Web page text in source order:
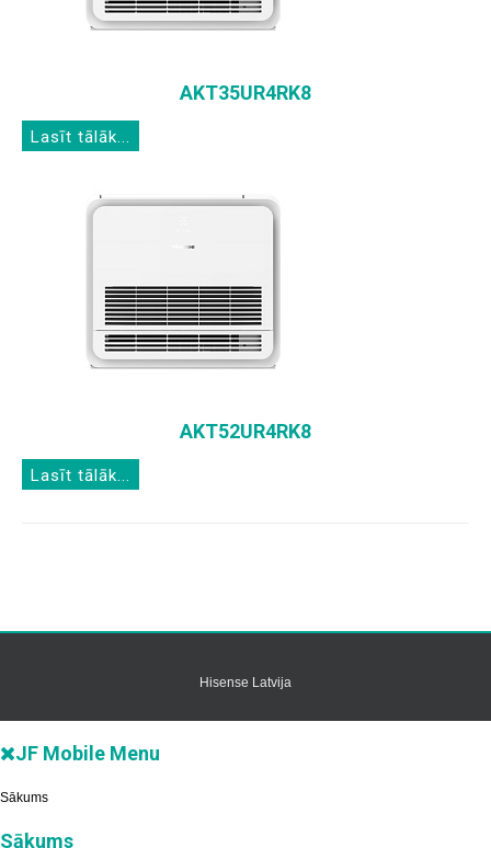
AKT35UR4RK8
Lasīt tālāk...
AKT52UR4RK8
Lasīt tālāk...
Hisense Latvija
JF Mobile Menu
Sākums
Sākums